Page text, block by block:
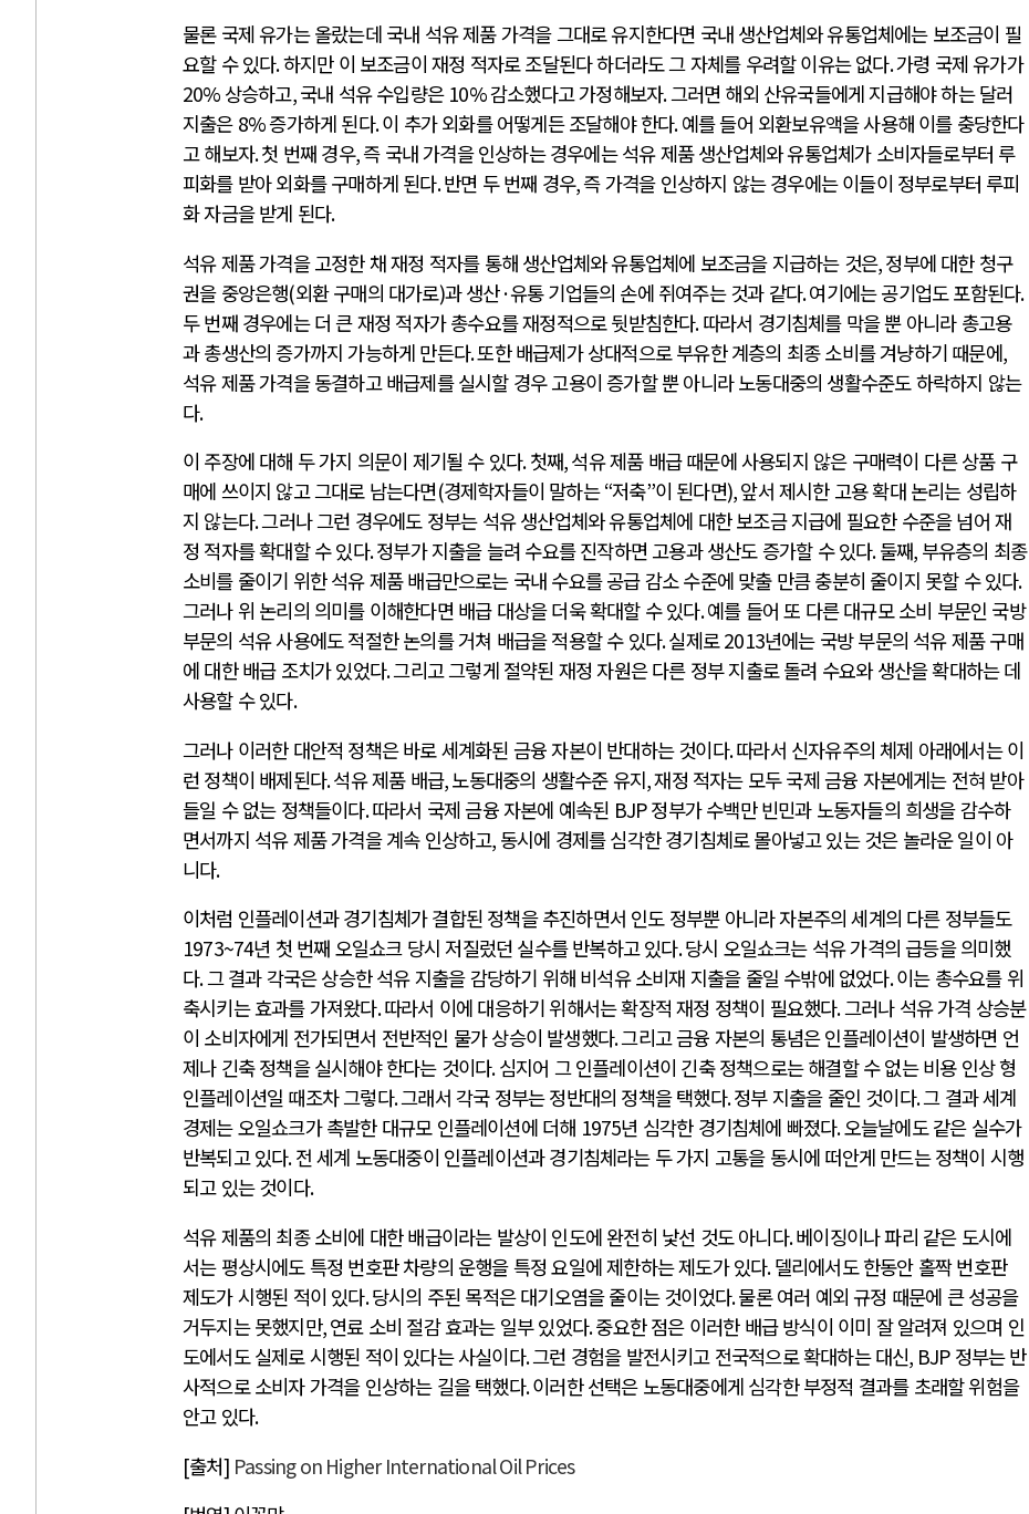
물론 국제 유가는 올랐는데 국내 석유 제품 가격을 그대로 유지한다면 국내 생산업체와 유통업체에는 보조금이 필
요할 수 있다.하지만 이 보조금이 재정 적자로 조달된다 하더라도 그 자체를 우려할 이유는 없다.가령 국제 유가가
20% 상승하고,국내 석유 수입량은 10%감소했다고 가정해보자.그러면 해외 산유국들에게 지급해야 하는 달러
지출은 8%증가하게 된다.이 추가 외화를 어떻게든 조달해야 한다.예를 들어 외환보유액을 사용해 이를 충당한다
고 해보자.첫 번째 경우,즉 국내 가격을 인상하는 경우에는 석유 제품 생산업체와 유통업체가 소비자들로부터 루
피화를 받아 외화를 구매하게 된다.반면 두 번째 경우,즉 가격을 인상하지 않는 경우에는 이들이 정부로부터 루피
화 자금을 받게 된다.
석유 제품 가격을 고정한 채 재정 적자를 통해 생산업체와 유통업체에 보조금을 지급하는 것은,정부에 대한 청구
권을 중앙은행(외환 구매의 대가로)과 생산·유통 기업들의 손에 쥐여주는 것과 같다.여기에는 공기업도 포함된다.
두 번째 경우에는 더 큰 재정 적자가 총수요를 재정적으로 뒷받침한다.따라서 경기침체를 막을 뿐 아니라 총고용
과 총생산의 증가까지 가능하게 만든다.또한 배급제가 상대적으로 부유한 계층의 최종 소비를 겨냥하기 때문에,
석유 제품 가격을 동결하고 배급제를 실시할 경우 고용이 증가할 뿐 아니라 노동대중의 생활수준도 하락하지 않는
다.
이 주장에 대해 두 가지 의문이 제기될 수 있다.첫째,석유 제품 배급 때문에 사용되지 않은 구매력이 다른 상품 구
매에 쓰이지 않고 그대로 남는다면(경제학자들이 말하는“저축”이 된다면),앞서 제시한 고용 확대 논리는 성립하
지 않는다.그러나 그런 경우에도 정부는 석유 생산업체와 유통업체에 대한 보조금 지급에 필요한 수준을 넘어 재
정 적자를 확대할 수 있다.정부가 지출을 늘려 수요를 진작하면 고용과 생산도 증가할 수 있다.둘째, 부유층의 최종
소비를 줄이기 위한 석유 제품 배급만으로는 국내 수요를 공급 감소 수준에 맞출 만큼 충분히 줄이지 못할 수 있다.
그러나 위 논리의 의미를 이해한다면 배급 대상을 더욱 확대할 수 있다.예를 들어 또 다른 대규모 소비 부문인 국방
부문의 석유 사용에도 적절한 논의를 거쳐 배급을 적용할 수 있다.실제로2013년에는 국방 부문의 석유 제품 구매
에 대한 배급 조치가 있었다.그리고 그렇게 절약된 재정 자원은 다른 정부 지출로 돌려 수요와 생산을 확대하는 데
사용할 수 있다.
그러나 이러한 대안적 정책은 바로 세계화된 금융 자본이 반대하는 것이다.따라서 신자유주의 체제 아래에서는 이
런 정책이 배제된다.석유 제품 배급,노동대중의 생활수준 유지,재정 적자는 모두 국제 금융 자본에게는 전혀 받아
들일 수 없는 정책들이다.따라서 국제 금융 자본에 예속된 BJP정부가 수백만 빈민과 노동자들의 희생을 감수하
면서까지 석유 제품 가격을 계속 인상하고, 동시에 경제를 심각한 경기침체로 몰아넣고 있는 것은 놀라운 일이 아
니다.
이처럼 인플레이션과 경기침체가 결합된 정책을 추진하면서 인도 정부뿐 아니라 자본주의 세계의 다른 정부들도
1973~74년 첫 번째 오일쇼크 당시 저질렀던 실수를 반복하고 있다.당시 오일쇼크는 석유 가격의 급등을 의미했
다.그 결과 각국은 상승한 석유 지출을 감당하기 위해 비석유 소비재 지출을 줄일 수밖에 없었다.이는 총수요를 위
축시키는 효과를 가져왔다.따라서 이에 대응하기 위해서는 확장적 재정 정책이 필요했다.그러나 석유 가격 상승분
이 소비자에게 전가되면서 전반적인 물가 상승이 발생했다.그리고 금융 자본의 통념은 인플레이션이 발생하면 언
제나 긴축 정책을 실시해야 한다는 것이다.심지어 그 인플레이션이 긴축 정책으로는 해결할 수 없는 비용 인상 형
인플레이션일 때조차 그렇다.그래서 각국 정부는 정반대의 정책을 택했다.정부 지출을 줄인 것이다.그 결과 세계
경제는 오일쇼크가 촉발한 대규모 인플레이션에 더해 1975년 심각한 경기침체에 빠졌다.오늘날에도 같은 실수가
반복되고 있다.전 세계 노동대중이 인플레이션과 경기침체라는 두 가지 고통을 동시에 떠안게 만드는 정책이 시행
되고 있는 것이다.
석유 제품의 최종 소비에 대한 배급이라는 발상이 인도에 완전히 낯선 것도 아니다.베이징이나 파리 같은 도시에
서는 평상시에도 특정 번호판 차량의 운행을 특정 요일에 제한하는 제도가 있다.델리에서도 한동안 홀짝 번호판
제도가 시행된 적이 있다.당시의 주된 목적은 대기오염을 줄이는 것이었다.물론 여러 예외 규정 때문에 큰 성공을
거두지는 못했지만,연료 소비 절감 효과는 일부 있었다.중요한 점은 이러한 배급 방식이 이미 잘 알려져 있으며 인
도에서도 실제로 시행된 적이 있다는 사실이다.그런 경험을 발전시키고 전국적으로 확대하는 대신, BJP 정부는 반
사적으로 소비자 가격을 인상하는 길을 택했다.이러한 선택은 노동대중에게 심각한 부정적 결과를 초래할 위험을
안고 있다.
[출처] Passing on Higher International Oil Prices